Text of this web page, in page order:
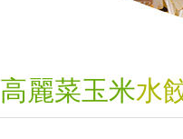
高麗菜玉米水